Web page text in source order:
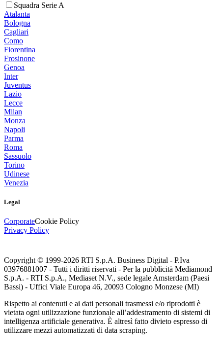
Squadra Serie A
Atalanta
Bologna
Cagliari
Como
Fiorentina
Frosinone
Genoa
Inter
Juventus
Lazio
Lecce
Milan
Monza
Napoli
Parma
Roma
Sassuolo
Torino
Udinese
Venezia
Legal
CorporateCookie Policy
Privacy Policy
Copyright © 1999-2026 RTI S.p.A. Business Digital - P.Iva
03976881007 - Tutti i diritti riservati - Per la pubblicità Mediamond
S.p.A. - RTI S.p.A., Mediaset N.V., sede legale Amsterdam (Paesi
Bassi) - Uffici Viale Europa 46, 20093 Cologno Monzese (MI)
Rispetto ai contenuti e ai dati personali trasmessi e/o riprodotti è
vietata ogni utilizzazione funzionale all’addestramento di sistemi di
intelligenza artificiale generativa. È altresì fatto divieto espresso di
utilizzare mezzi automatizzati di data scraping.